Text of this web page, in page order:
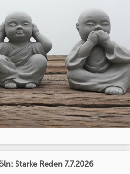
Starke Reden 7.7.2026